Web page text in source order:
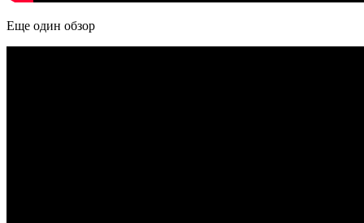
Еще один обзор